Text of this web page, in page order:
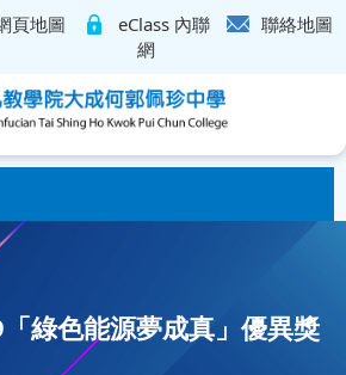
頁地圖
eClass 內聯
網
聯絡地圖
綠色能源夢成真」優異獎